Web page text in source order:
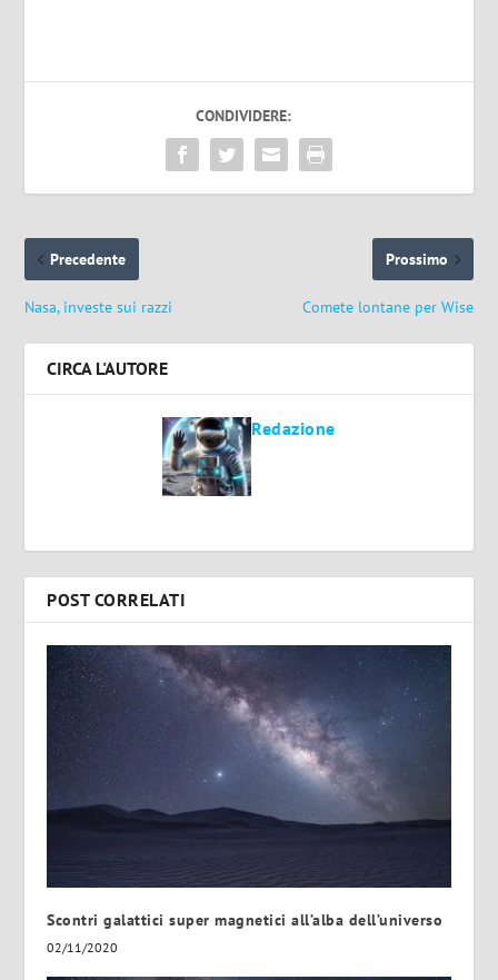
CONDIVIDERE:
Precedente
Nasa, investe sui razzi
Prossimo
Comete lontane per Wise
CIRCA L'AUTORE
Redazione
POST CORRELATI
Scontri galattici super magnetici all’alba dell’universo
02/11/2020